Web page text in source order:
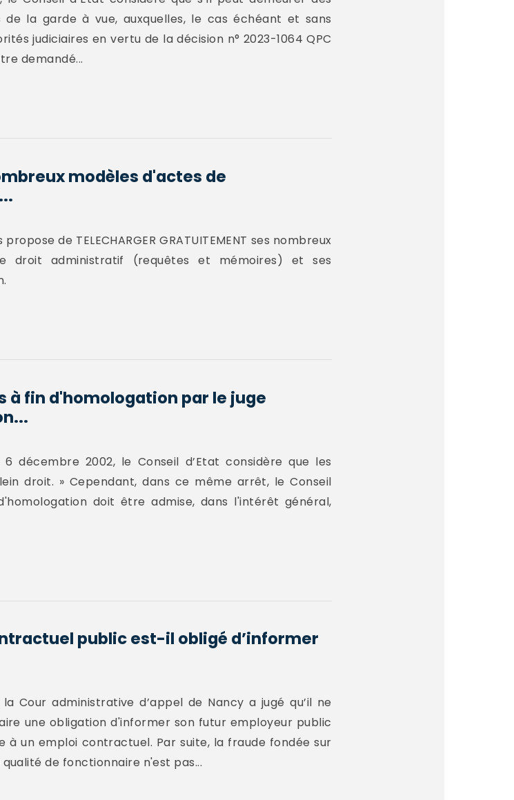
la garde à vue, auxquelles, le cas échéant et sans
judiciaires en vertu de la décision n° 2023-1064 QPC
demandé...
modèles d'actes de
de TELECHARGER GRATUITEMENT ses nombreux
droit administratif (requêtes et mémoires) et ses
à fin d'homologation par le juge
décembre 2002, le Conseil d’Etat considère que les
droit. » Cependant, dans ce même arrêt, le Conseil
doit être admise, dans l'intérêt général,
public est-il obligé d’informer
Cour administrative d’appel de Nancy a jugé qu’il ne
une obligation d'informer son futur employeur public
un emploi contractuel. Par suite, la fraude fondée sur
de fonctionnaire n'est pas...